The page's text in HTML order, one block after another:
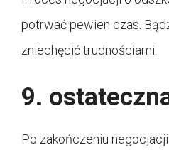
potrwać pewien czas.
zniechęcić trudnościami.
9.
Po zakończeniu